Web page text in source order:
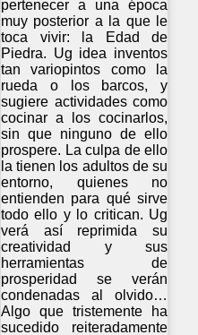
pertenecer a una época
muy posterior a la que le
toca vivir: la Edad de
Piedra. Ug idea inventos
tan variopintos como la
rueda o los barcos, y
sugiere actividades como
cocinar a los cocinarlos,
sin que ninguno de ello
prospere. La culpa de ello
la tienen los adultos de su
entorno, quienes no
entienden para qué sirve
todo ello y lo critican. Ug
verá así reprimida su
creatividad y sus
herramientas de
prosperidad se verán
condenadas al olvido…
Algo que tristemente ha
sucedido reiteradamente